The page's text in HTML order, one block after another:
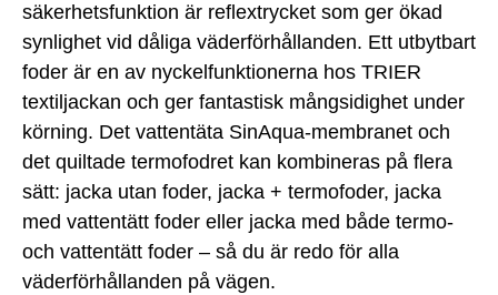
säkerhetsfunktion är reflextrycket som ger ökad
synlighet vid dåliga väderförhållanden. Ett utbytbart
foder är en av nyckelfunktionerna hos TRIER
textiljackan och ger fantastisk mångsidighet under
körning. Det vattentäta SinAqua-membranet och
det quiltade termofodret kan kombineras på flera
sätt: jacka utan foder, jacka + termofoder, jacka
med vattentätt foder eller jacka med både termo-
och vattentätt foder – så du är redo för alla
väderförhållanden på vägen.